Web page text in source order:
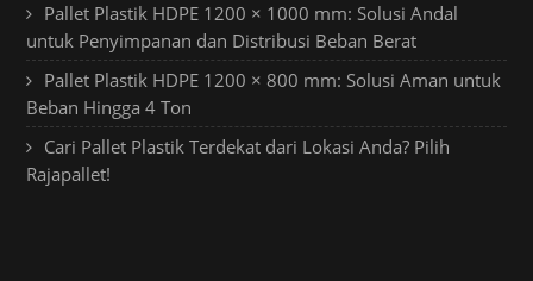
Pallet Plastik HDPE 1200 × 1000 mm: Solusi Andal
untuk Penyimpanan dan Distribusi Beban Berat
Pallet Plastik HDPE 1200 × 800 mm: Solusi Aman untuk
Beban Hingga 4 Ton
Cari Pallet Plastik Terdekat dari Lokasi Anda? Pilih
Rajapallet!